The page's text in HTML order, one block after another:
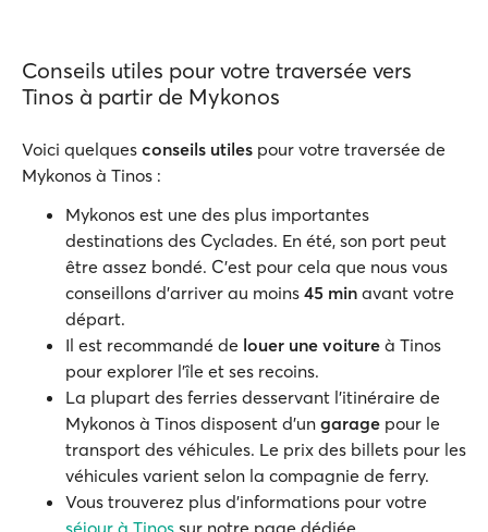
Conseils utiles pour votre traversée vers
Tinos à partir de Mykonos
Voici quelques conseils utiles pour votre traversée de
Mykonos à Tinos :
Mykonos est une des plus importantes
destinations des Cyclades. En été, son port peut
être assez bondé. C'est pour cela que nous vous
conseillons d'arriver au moins 45 min avant votre
départ.
Il est recommandé de louer une voiture à Tinos
pour explorer l'île et ses recoins.
La plupart des ferries desservant l'itinéraire de
Mykonos à Tinos disposent d'un garage pour le
transport des véhicules. Le prix des billets pour les
véhicules varient selon la compagnie de ferry.
Vous trouverez plus d'informations pour votre
séjour à Tinos sur notre page dédiée.